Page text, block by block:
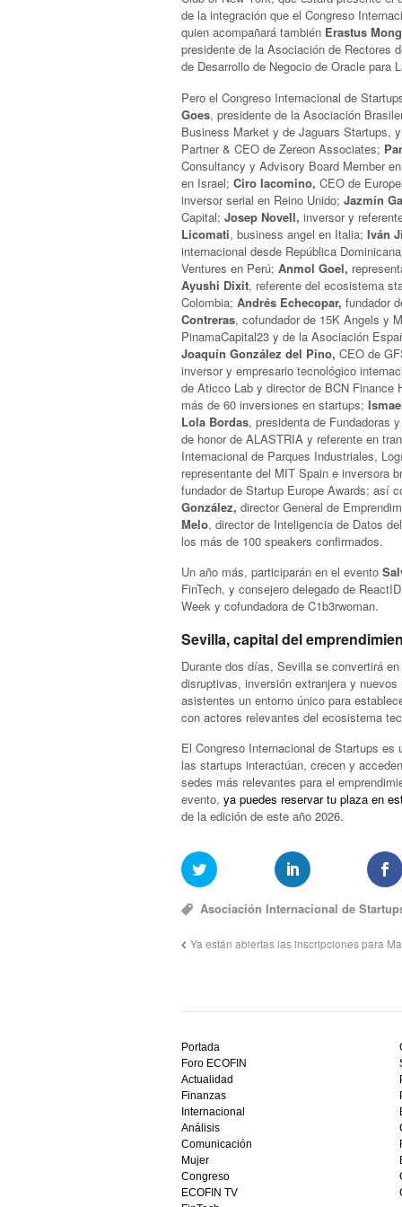
de la integración que el Congreso
quien acompañará también Erastus
presidente de la Asociación de Rectores
de Desarrollo de Negocio de Oracle para
Pero el Congreso Internacional de
Goes, presidente de la Asociación
Business Market y de Jaguars Startups,
Partner & CEO de Zereon Associates;
Consultancy y Advisory Board Member
en Israel; Ciro Iacomino, CEO de
inversor serial en Reino Unido; Jazmín
Capital; Josep Novell, inversor y
Licomati, business angel en Italia; Iván
internacional desde República
Ventures en Perú; Anmol Goel,
Ayushi Dixit, referente del ecosistema
Colombia; Andrés Echecopar, fundador
Contreras, cofundador de 15K Angels y
PinamaCapital23 y de la Asociación
Joaquín González del Pino, CEO de
inversor y empresario tecnológico
de Aticco Lab y director de BCN Finance
más de 60 inversiones en startups;
Lola Bordas, presidenta de Fundadoras
de honor de ALASTRIA y referente en
Internacional de Parques Industriales,
representante del MIT Spain e inversora
fundador de Startup Europe Awards; así
González, director General de
Melo, director de Inteligencia de Datos
los más de 100 speakers confirmados.
Un año más, participarán en el evento
FinTech, y consejero delegado de
Week y cofundadora de C1b3rwoman.
Sevilla, capital del
Durante dos días, Sevilla se convertirá
disruptivas, inversión extranjera y
asistentes un entorno único para
con actores relevantes del ecosistema
El Congreso Internacional de Startups
las startups interactúan, crecen y
sedes más relevantes para el
evento, ya puedes reservar tu plaza en
de la edición de este año 2026.
Asociación Internacional de
Ya están abiertas las inscripciones para
mejor
bono
sin
depósito
casino
en
España,
visita
este
Portada
Foro ECOFIN
Actualidad
Finanzas
Internacional
Análisis
Comunicación
Mujer
Congreso
ECOFIN TV